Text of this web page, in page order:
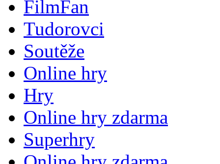
FilmFan
Tudorovci
Soutěže
Online hry
Hry
Online hry zdarma
Superhry